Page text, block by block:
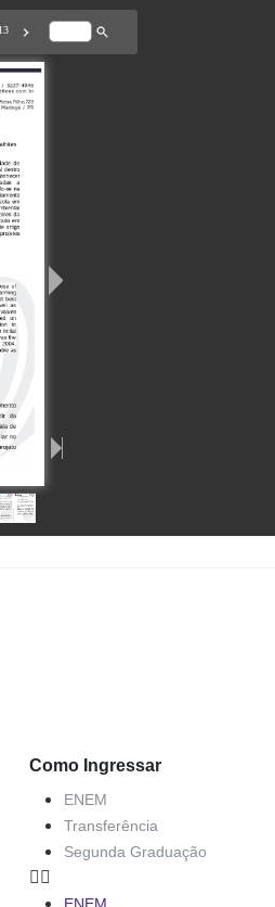
Como Ingressar
ENEM
Transferência
Segunda Graduação